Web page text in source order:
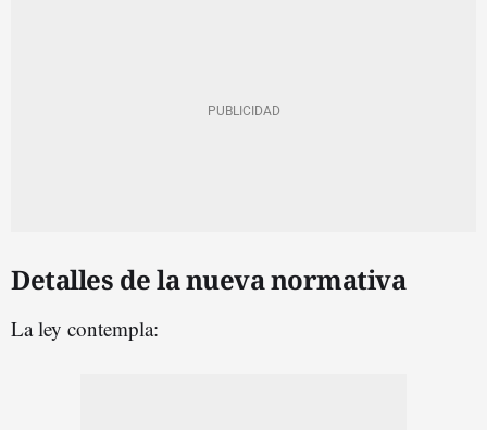
Detalles de la nueva normativa
La ley contempla: